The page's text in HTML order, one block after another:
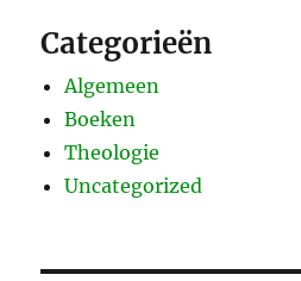
Categorieën
Algemeen
Boeken
Theologie
Uncategorized